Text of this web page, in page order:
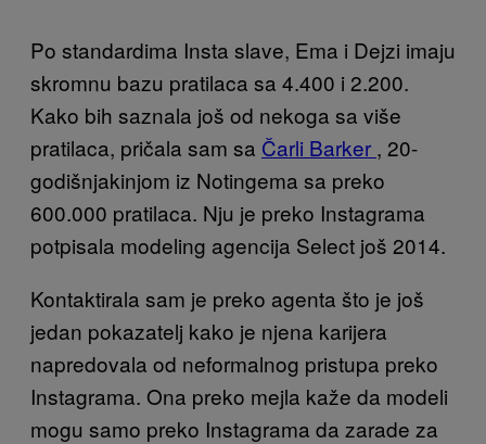
Po standardima Insta slave, Ema i Dejzi imaju
skromnu bazu pratilaca sa 4.400 i 2.200.
Kako bih saznala još od nekoga sa više
pratilaca, pričala sam sa Čarli Barker , 20-
godišnjakinjom iz Notingema sa preko
600.000 pratilaca. Nju je preko Instagrama
potpisala modeling agencija Select još 2014.
Kontaktirala sam je preko agenta što je još
jedan pokazatelj kako je njena karijera
napredovala od neformalnog pristupa preko
Instagrama. Ona preko mejla kaže da modeli
mogu samo preko Instagrama da zarade za